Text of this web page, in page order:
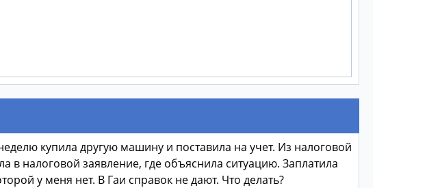
купила другую машину и поставила на учет. Из налоговой
налоговой заявление, где объяснила ситуацию. Заплатила
у меня нет. В Гаи справок не дают. Что делать?